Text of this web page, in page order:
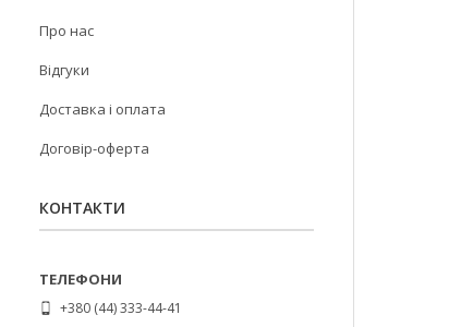
Про нас
Відгуки
Доставка і оплата
Договір-оферта
КОНТАКТИ
+380 (44) 333-44-41